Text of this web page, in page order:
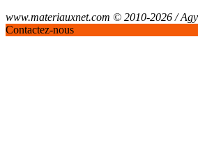
www.materiauxnet.com © 2010-2026 /
Contactez-nous